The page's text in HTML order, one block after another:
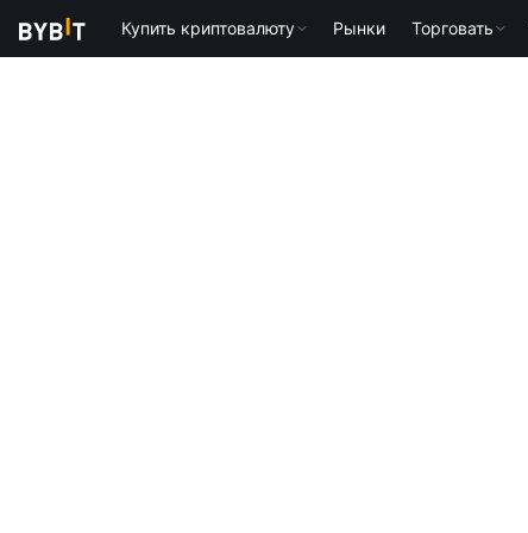
Купить криптовалюту Рынки Торговать